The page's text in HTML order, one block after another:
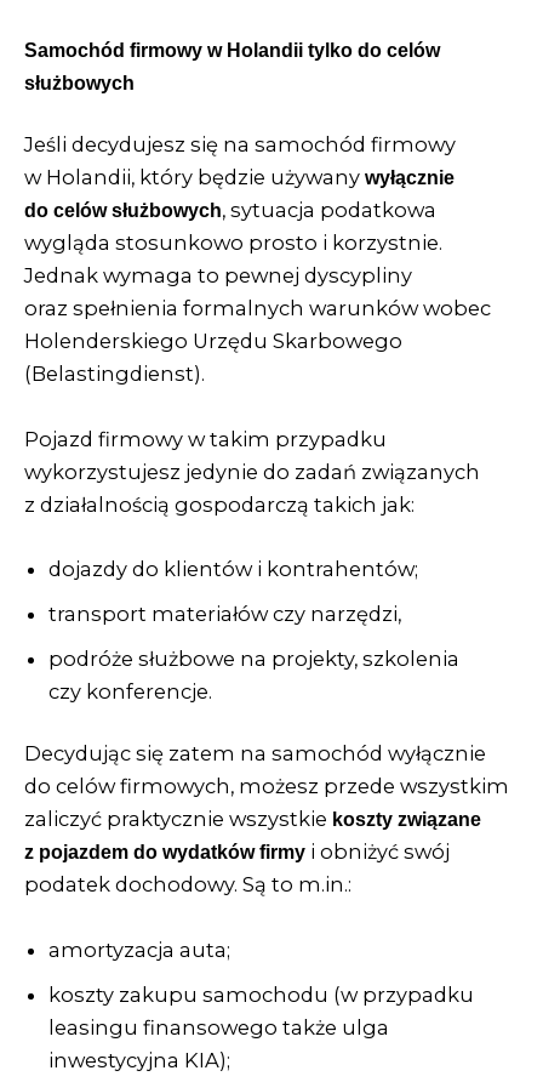
Samochód firmowy w Holandii tylko do celów
służbowych
Jeśli decydujesz się na samochód firmowy
w Holandii, który będzie używany wyłącznie
do celów służbowych, sytuacja podatkowa
wygląda stosunkowo prosto i korzystnie.
Jednak wymaga to pewnej dyscypliny
oraz spełnienia formalnych warunków wobec
Holenderskiego Urzędu Skarbowego
(Belastingdienst).
Pojazd firmowy w takim przypadku
wykorzystujesz jedynie do zadań związanych
z działalnością gospodarczą takich jak:
dojazdy do klientów i kontrahentów;
transport materiałów czy narzędzi,
podróże służbowe na projekty, szkolenia
czy konferencje.
Decydując się zatem na samochód wyłącznie
do celów firmowych, możesz przede wszystkim
zaliczyć praktycznie wszystkie koszty związane
z pojazdem do wydatków firmy i obniżyć swój
podatek dochodowy. Są to m.in.:
amortyzacja auta;
koszty zakupu samochodu (w przypadku
leasingu finansowego także ulga
inwestycyjna KIA);